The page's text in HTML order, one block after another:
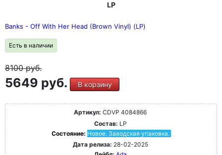
LP
Banks - Off With Her Head (Brown Vinyl) (LP)
Есть в наличии
8100руб.
5649 руб. В корзину
Артикул: CDVP 4084866
Состав: LP
Состояние: Новое. Заводская упаковка.
Дата релиза: 28-02-2025